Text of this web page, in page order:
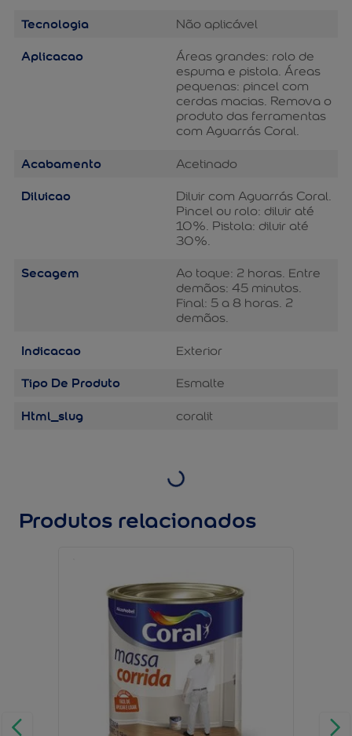
Tecnologia Não aplicável
Aplicacao
Áreas grandes: rolo de
espuma e pistola. Áreas
pequenas: pincel com
cerdas macias. Remova o
produto das ferramentas
com Aguarrás Coral.
Acabamento Acetinado
Diluicao
Diluir com Aguarrás Coral.
Pincel ou rolo: diluir até
10%. Pistola: diluir até
30%.
Secagem
Ao toque: 2 horas. Entre
demãos: 45 minutos.
Final: 5 a 8 horas. 2
demãos.
Indicacao Exterior
Tipo De Produto Esmalte
Html_slug coralit
Produtos relacionados